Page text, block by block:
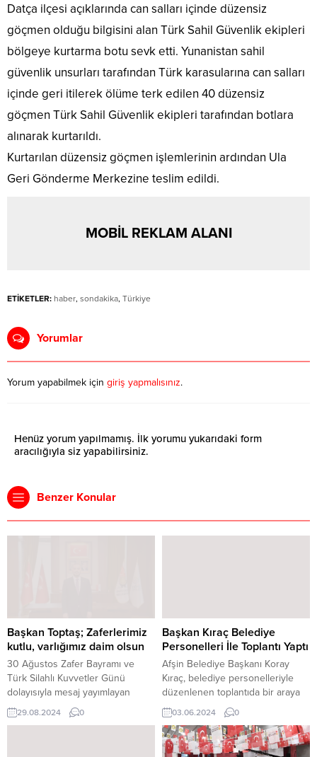
Datça ilçesi açıklarında can salları içinde düzensiz
göçmen olduğu bilgisini alan Türk Sahil Güvenlik ekipleri
bölgeye kurtarma botu sevk etti. Yunanistan sahil
güvenlik unsurları tarafından Türk karasularına can salları
içinde geri itilerek ölüme terk edilen 40 düzensiz
göçmen Türk Sahil Güvenlik ekipleri tarafından botlara
alınarak kurtarıldı.
Kurtarılan düzensiz göçmen işlemlerinin ardından Ula
Geri Gönderme Merkezine teslim edildi.
MOBİL REKLAM ALANI
ETİKETLER: haber, sondakika, Türkiye
Yorumlar
Yorum yapabilmek için giriş yapmalısınız.
Henüz yorum yapılmamış. İlk yorumu yukarıdaki form
aracılığıyla siz yapabilirsiniz.
Benzer Konular
Başkan Toptaş; Zaferlerimiz
kutlu, varlığımız daim olsun
30 Ağustos Zafer Bayramı ve
Türk Silahlı Kuvvetler Günü
dolayısıyla mesaj yayımlayan
Onikişubat Belediye Başkanı
Hanifi Toptaş, “Ecdadımızın 30
29.08.2024 0
Başkan Kıraç Belediye
Personelleri İle Toplantı Yaptı
Afşin Belediye Başkanı Koray
Kıraç, belediye personelleriyle
düzenlenen toplantıda bir araya
geldi. Toplantı, belediyenin
hizmet kalitesini artırmak,
vatandaşların ihtiyaçlarına daha
etkin çözümler sunmak ve
03.06.2024 0